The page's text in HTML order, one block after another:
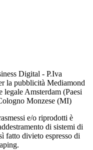
Digital - P.Iva
la pubblicità Mediamond
Amsterdam (Paesi
Monzese (MI)
e/o riprodotti è
di sistemi di
fatto divieto espresso di